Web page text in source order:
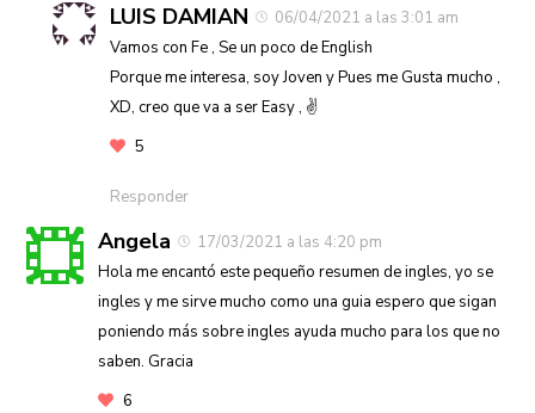
LUIS DAMIAN
06/04/2021 a las 3:01 am
Vamos con Fe , Se un poco de English
Porque me interesa, soy Joven y Pues me Gusta mucho ,
XD, creo que va a ser Easy , ✌
5
Responder
Angela
17/03/2021 a las 4:20 pm
Hola me encantó este pequeño resumen de ingles, yo se
ingles y me sirve mucho como una guia espero que sigan
poniendo más sobre ingles ayuda mucho para los que no
saben. Gracia
6